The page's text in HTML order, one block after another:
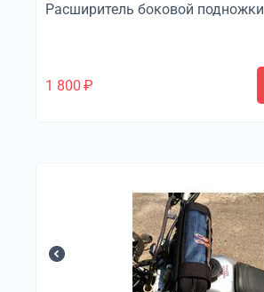
Расширитель боковой подножки
1 800 ₽